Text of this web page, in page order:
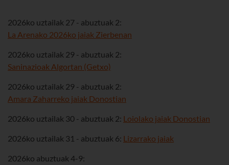
2026ko uztailak 27 - abuztuak 2:
La Arenako 2026ko jaiak Zierbenan
2026ko uztailak 29 - abuztuak 2:
Saninazioak Algortan (Getxo)
2026ko uztailak 29 - abuztuak 2:
Amara Zaharreko jaiak Donostian
2026ko uztailak 30 - abuztuak 2: Loiolako jaiak Donostian
2026ko uztailak 31 - abuztuak 6: Lizarrako jaiak
2026ko abuztuak 4-9: